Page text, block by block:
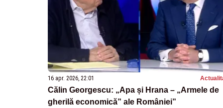
16 apr. 2026, 22:01
Călin Georgescu: „Apa și Hrana – „Armele de
gherilă economică” ale României”